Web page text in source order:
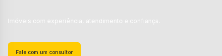
Imóveis com experiência, atendimento e confiança.
Fale com um consultor